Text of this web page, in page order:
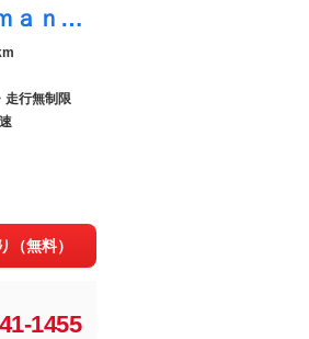
Ｘ３ ２０ ｘＤｒｉｖｅ Ｘライン ワンオーナー ｈａｒｍａｎ／ｋａｒｄｏｎスピーカー 地デジＴＶ ブラックレザー 全周囲カメラ パドルシフト ヘッドアップディスプレイ シートヒーター 電動シート 電動トランク アイコニックグロー
走行無制限
（無料）
1455